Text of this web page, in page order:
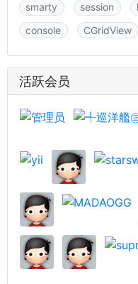
smarty
session
console
CGridView
活跃会员